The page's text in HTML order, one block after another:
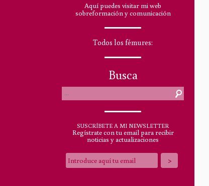
Aquí puedes visitar mi web
sobreformación y comunicación
Todos los fémures:
Busca
SUSCRÍBETE A MI NEWSLETTER
Regístrate con tu email para recibir
noticias y actualizaciones